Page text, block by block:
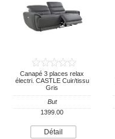
Canapé 3 places relax
électri. CASTLE Cuir/tissu
Gris
But
1399.00
Détail